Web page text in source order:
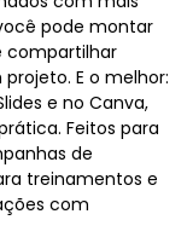
pode montar
compartilhar
E o melhor:
e no Canva,
Feitos para
de
treinamentos e
com